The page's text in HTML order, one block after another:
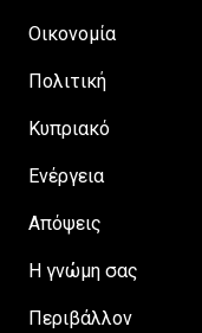
Οικονομία
Πολιτική
Κυπριακό
Ενέργεια
Απόψεις
H γνώμη σας
Περιβάλλον